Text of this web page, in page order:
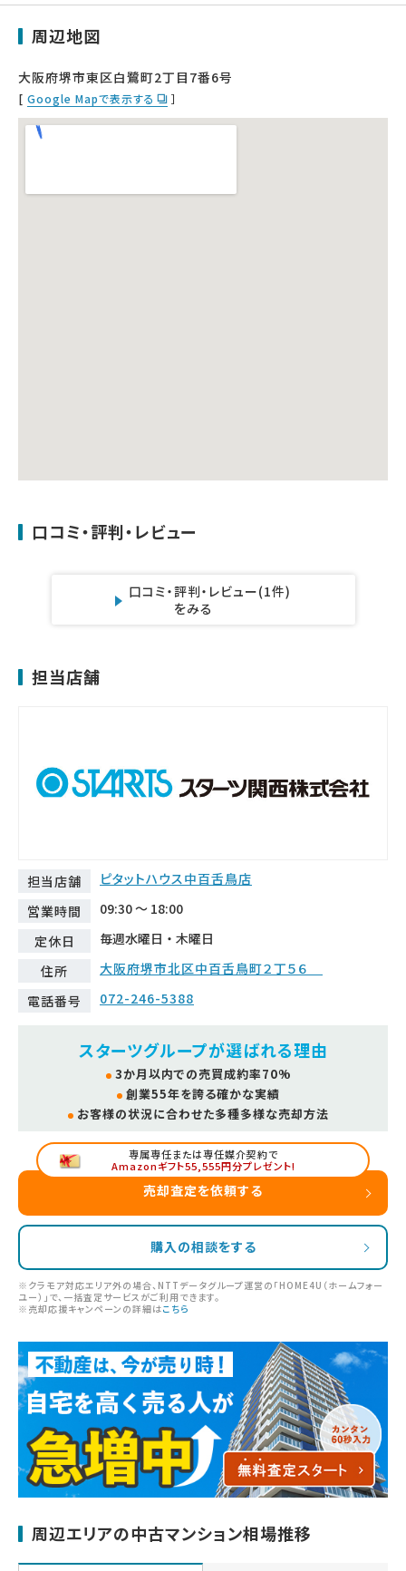
周辺地図
大阪府堺市東区白鷺町2丁目7番6号
[ Google Mapで表示する ］
口コミ・評判・レビュー
口コミ・評判・レビュー
をみる
(1件)
担当店舗
担当店舗
ピタットハウス中百舌鳥店
営業時間
09:30 ～ 18:00
定休日
毎週水曜日・木曜日
住所
大阪府堺市北区中百舌鳥町２丁５６
電話番号
072-246-5388
スターツグループが選ばれる理由
3か月以内での売買成約率70%
創業55年を誇る確かな実績
お客様の状況に合わせた多種多様な売却方法
専属専任または専任媒介契約で
Amazonギフト55,555円分プレゼント!
売却査定を依頼する
購入の相談をする
※クラモア対応エリア外の場合、NTTデータグループ運営の「HOME4U（ホームフォー
ユー）」で、一括査定サービスがご利用できます。
※売却応援キャンペーンの詳細はこちら
周辺エリアの中古マンション相場推移